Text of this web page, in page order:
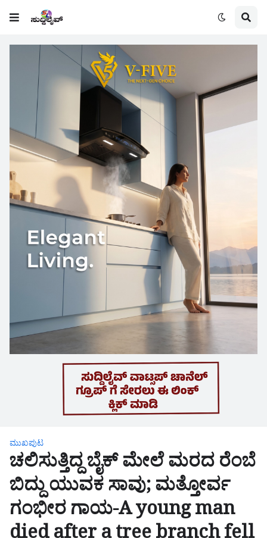
ಮುಖಪುಟ
ಚಲಿಸುತ್ತಿದ್ದ ಬೈಕ್ ಮೇಲೆ ಮರದ ರೆಂಬೆ
ಬಿದ್ದು ಯುವಕ ಸಾವು; ಮತ್ತೋರ್ವ
ಗಂಭೀರ ಗಾಯ-A young man